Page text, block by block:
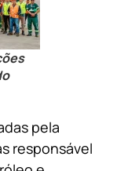
pela
responsável